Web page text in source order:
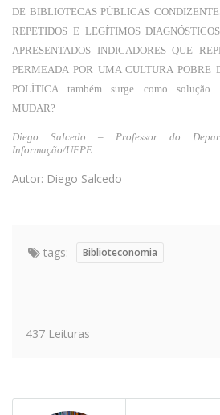
DE BIBLIOTECAS PÚBLICAS
REPETIDOS E LEGÍTIMOS
APRESENTADOS INDICADORES QUE
PERMEADA POR UMA CULTURA POBRE
POLÍTICA também surge como solução.
MUDAR?
Diego Salcedo – Professor do
Informação/UFPE
Autor: Diego Salcedo
tags: Biblioteconomia
437 Leituras